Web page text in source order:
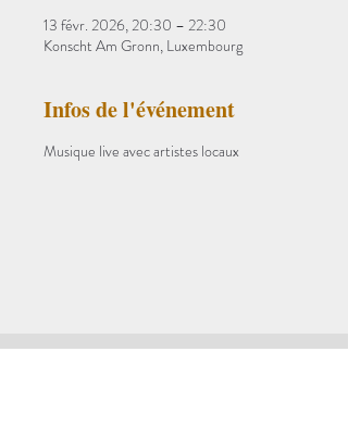
13 févr. 2026, 20:30 – 22:30
Konscht Am Gronn, Luxembourg
Infos de l'événement
Musique live avec artistes locaux